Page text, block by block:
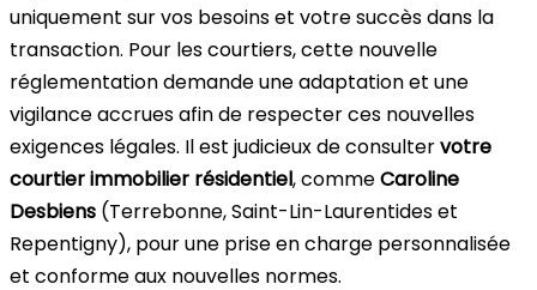
uniquement sur vos besoins et votre succès dans la
transaction. Pour les courtiers, cette nouvelle
réglementation demande une adaptation et une
vigilance accrues afin de respecter ces nouvelles
exigences légales. Il est judicieux de consultervotre
courtier immobilier résidentiel, commeCaroline
Desbiens (Terrebonne, Saint-Lin-Laurentides et
Repentigny), pour une prise en charge personnalisée
et conforme aux nouvelles normes.